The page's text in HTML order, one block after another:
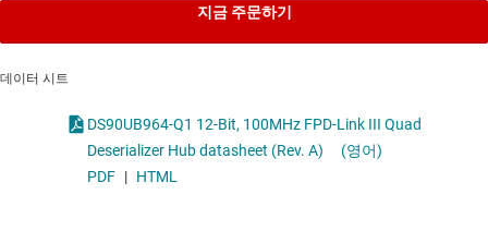
지금 주문하기
데이터 시트
DS90UB964-Q1 12-Bit, 100MHz FPD-Link III Quad
Deserializer Hub datasheet (Rev. A)
(영어)
PDF | HTML